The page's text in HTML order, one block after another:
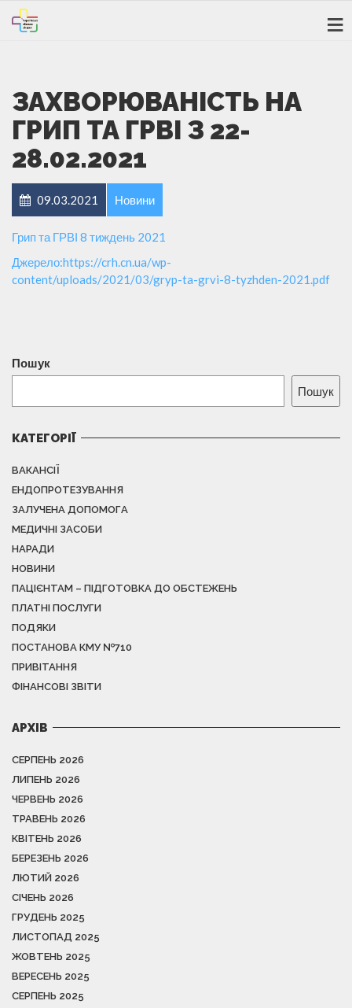
ЗАХВОРЮВАНІСТЬ НА
ГРИП ТА ГРВІ З 22-
28.02.2021
09.03.2021 Новини
Грип та ГРВІ 8 тиждень 2021
Джерело:https://crh.cn.ua/wp-
content/uploads/2021/03/gryp-ta-grvi-8-tyzhden-2021.pdf
Пошук
Пошук
КАТЕГОРІЇ
ВАКАНСІЇ
ЕНДОПРОТЕЗУВАННЯ
ЗАЛУЧЕНА ДОПОМОГА
МЕДИЧНІ ЗАСОБИ
НАРАДИ
НОВИНИ
ПАЦІЄНТАМ – ПІДГОТОВКА ДО ОБСТЕЖЕНЬ
ПЛАТНІ ПОСЛУГИ
ПОДЯКИ
ПОСТАНОВА КМУ №710
ПРИВІТАННЯ
ФІНАНСОВІ ЗВІТИ
АРХІВ
СЕРПЕНЬ 2026
ЛИПЕНЬ 2026
ЧЕРВЕНЬ 2026
ТРАВЕНЬ 2026
КВІТЕНЬ 2026
БЕРЕЗЕНЬ 2026
ЛЮТИЙ 2026
СІЧЕНЬ 2026
ГРУДЕНЬ 2025
ЛИСТОПАД 2025
ЖОВТЕНЬ 2025
ВЕРЕСЕНЬ 2025
СЕРПЕНЬ 2025